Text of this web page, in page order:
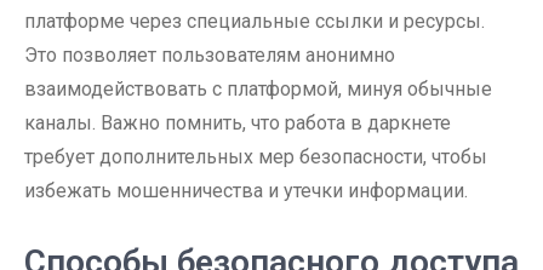
платформе через специальные ссылки и ресурсы.
Это позволяет пользователям анонимно
взаимодействовать с платформой, минуя обычные
каналы. Важно помнить, что работа в даркнете
требует дополнительных мер безопасности, чтобы
избежать мошенничества и утечки информации.